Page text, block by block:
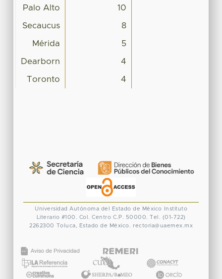
Palo Alto 10
Secaucus 8
Mérida 5
Dearborn 4
Toronto 4
Universidad Autónoma del Estado de México
Instituto
Literario #100. Col. Centro C.P. 50000. Tel. (01-722)
2262300 Toluca, Estado de México. rectoria@uaemex.mx